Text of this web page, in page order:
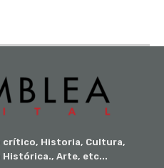
crítico, Historia, Cultura,
Histórica., Arte, etc...